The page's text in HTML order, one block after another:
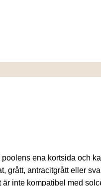
ena kortsida och
grått, antracitgrått eller
inte kompatibel med